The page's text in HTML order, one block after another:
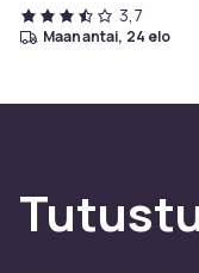
3,7
maanantai, 24 elo